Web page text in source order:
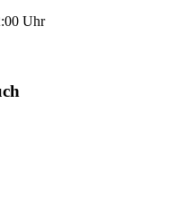
Uhr